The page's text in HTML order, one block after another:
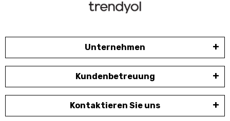
Unternehmen
Kundenbetreuung
Kontaktieren Sie uns